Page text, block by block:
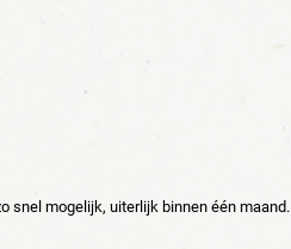
snel mogelijk, uiterlijk binnen één maand.